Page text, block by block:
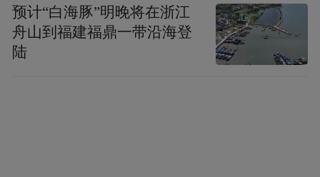
预计“白海豚”明晚将在浙江
舟山到福建福鼎一带沿海登
陆